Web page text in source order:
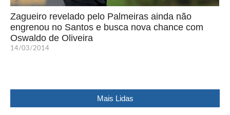
Zagueiro revelado pelo Palmeiras ainda não
engrenou no Santos e busca nova chance com
Oswaldo de Oliveira
14/03/2014
Mais Lidas